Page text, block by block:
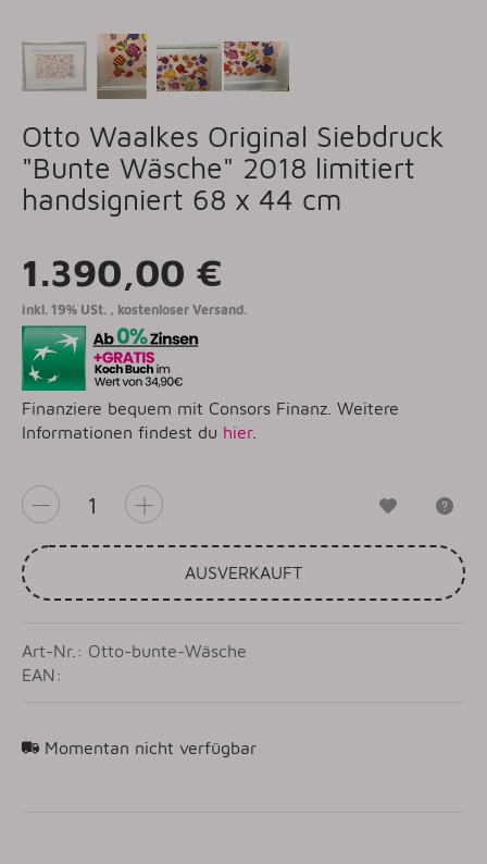
Otto Waalkes Original Siebdruck
"Bunte Wäsche" 2018 limitiert
handsigniert 68 x 44 cm
1.390,00 €
inkl. 19% USt. , kostenloser Versand.
Finanziere bequem mit Consors Finanz. Weitere
Informationen findest du hier.
AUSVERKAUFT
Art-Nr.: Otto-bunte-Wäsche
EAN:
Momentan nicht verfügbar